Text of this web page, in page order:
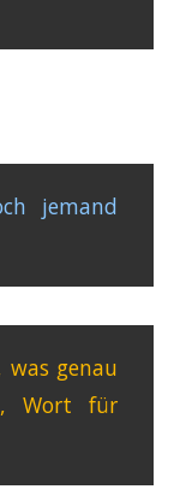
jemand
genau
Wort für